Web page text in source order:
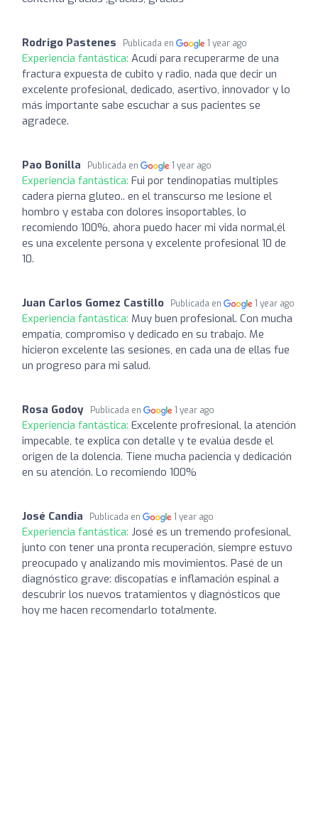
Rodrigo Pastenes Publicada en 1 year ago
Experiencia fantástica: Acudí para recuperarme de una
fractura expuesta de cubito y radio, nada que decir un
excelente profesional, dedicado, asertivo, innovador y lo
más importante sabe escuchar a sus pacientes se
agradece.
Pao Bonilla Publicada en 1 year ago
Experiencia fantástica: Fui por tendinopatias multiples
cadera pierna gluteo.. en el transcurso me lesione el
hombro y estaba con dolores insoportables, lo
recomiendo 100%, ahora puedo hacer mi vida normal,él
es una excelente persona y excelente profesional 10 de
10.
Juan Carlos Gomez Castillo Publicada en 1 year ago
Experiencia fantástica: Muy buen profesional. Con mucha
empatía, compromiso y dedicado en su trabajo. Me
hicieron excelente las sesiones, en cada una de ellas fue
un progreso para mi salud.
Rosa Godoy Publicada en 1 year ago
Experiencia fantástica: Excelente profresional, la atención
impecable, te explica con detalle y te evalúa desde el
origen de la dolencia. Tiene mucha paciencia y dedicación
en su atención. Lo recomiendo 100%
José Candia Publicada en 1 year ago
Experiencia fantástica: José es un tremendo profesional,
junto con tener una pronta recuperación, siempre estuvo
preocupado y analizando mis movimientos. Pasé de un
diagnóstico grave: discopatías e inflamación espinal a
descubrir los nuevos tratamientos y diagnósticos que
hoy me hacen recomendarlo totalmente.